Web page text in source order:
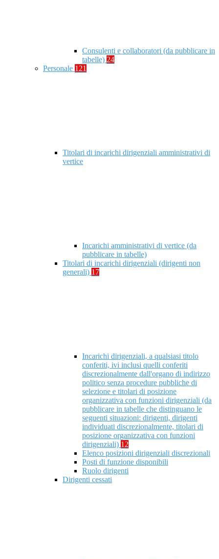
Consulenti e collaboratori (da pubblicare in
tabelle) 24
Personale 121
Titolari di incarichi dirigenziali amministrativi di
vertice
Incarichi amministrativi di vertice (da
pubblicare in tabelle)
Titolari di incarichi dirigenziali (dirigenti non
generali) 17
Incarichi dirigenziali, a qualsiasi titolo
conferiti, ivi inclusi quelli conferiti
discrezionalmente dall'organo di indirizzo
politico senza procedure pubbliche di
selezione e titolari di posizione
organizzativa con funzioni dirigenziali (da
pubblicare in tabelle che distinguano le
seguenti situazioni: dirigenti, dirigenti
individuati discrezionalmente, titolari di
posizione organizzativa con funzioni
dirigenziali) 12
Elenco posizioni dirigenziali discrezionali
Posti di funzione disponibili
Ruolo dirigenti
Dirigenti cessati